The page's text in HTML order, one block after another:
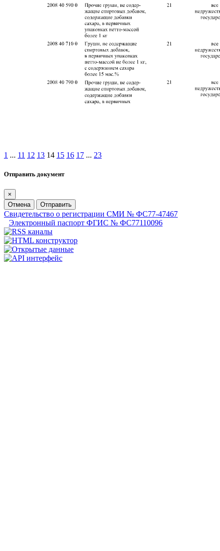
1 ... 11 12 13 14 15 16 17 ... 23
Отправить документ
×
Отмена
Отправить
Свидетельство о регистрации СМИ № ФС77-47467
Электронный паспорт ФГИС № ФС77110096